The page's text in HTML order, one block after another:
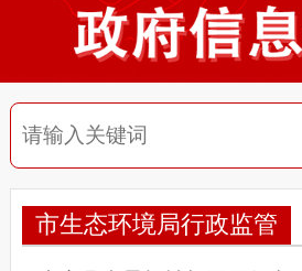
市生态环境局行政监管